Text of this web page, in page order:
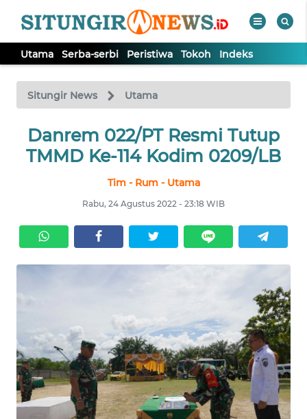
Utama Serba-serbi Peristiwa Tokoh Indeks
Situngir News Utama
Danrem 022/PT Resmi Tutup
TMMD Ke-114 Kodim 0209/LB
Tim - Rum - Utama
Rabu, 24 Agustus 2022 - 23:18 WIB
TV
Tutup
UTAMA
PERISTIWA
TOKOH
BERITA
KONTAK
KAMI